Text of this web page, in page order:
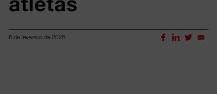
6 de fevereiro de 2026